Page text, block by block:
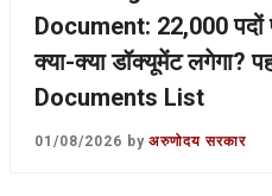
Document: 22,000 पदों
क्या-क्या डॉक्यूमेंट लगेगा?
Documents List
01/08/2026 byअरुणोदय सरकार